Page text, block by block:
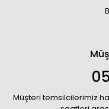
Müşteri temsilcilerimiz